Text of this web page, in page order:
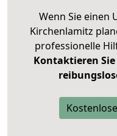
Wenn Sie einen
Kirchenlamitz
professionelle
Kontaktieren